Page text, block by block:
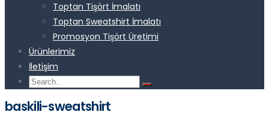
Toptan Tişört İmalatı
Toptan Sweatshirt İmalatı
Promosyon Tişört Üretimi
Ürünlerimiz
İletişim
baskili-sweatshirt